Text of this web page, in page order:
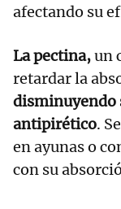
afectando su
La pectina,un
retardar la
disminuyendo
antipirético.
en ayunas o
con su